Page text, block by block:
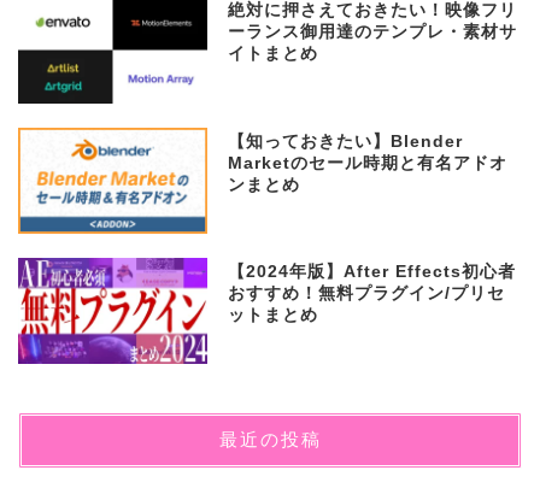
絶対に押さえておきたい！映像フリ
ーランス御用達のテンプレ・素材サ
イトまとめ
【知っておきたい】Blender
Marketのセール時期と有名アドオ
ンまとめ
【2024年版】After Effects初心者
おすすめ！無料プラグイン/プリセ
ットまとめ
最近の投稿